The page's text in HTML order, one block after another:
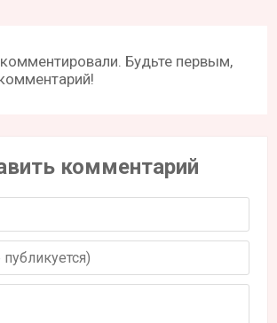
Будьте первым,
комментарий